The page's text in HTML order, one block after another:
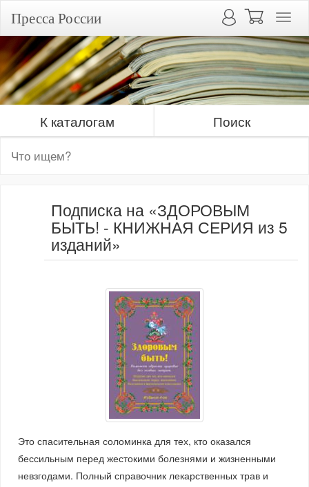
Пресса России
К каталогам Поиск
Подписка на «ЗДОРОВЫМ
БЫТЬ! - КНИЖНАЯ СЕРИЯ из 5
изданий»
Это спасительная соломинка для тех, кто оказался
бессильным перед жестокими болезнями и жизненными
невзгодами. Полный справочник лекарственных трав и